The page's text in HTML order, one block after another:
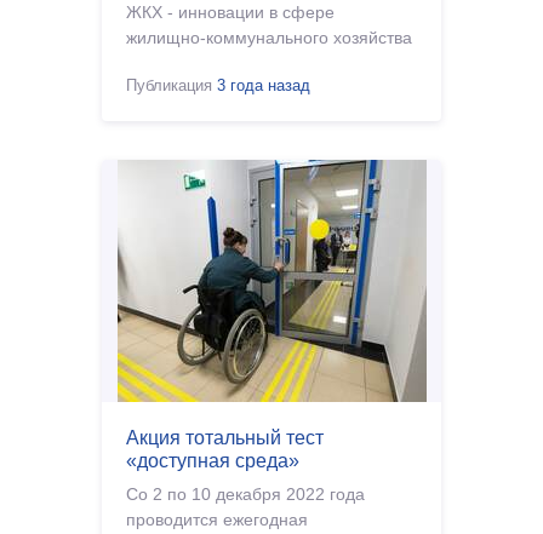
ЖКХ - инновации в сфере
жилищно-коммунального хозяйства
Публикация 3 года назад
Акция тотальный тест
«доступная среда»
Со 2 по 10 декабря 2022 года
проводится ежегодная